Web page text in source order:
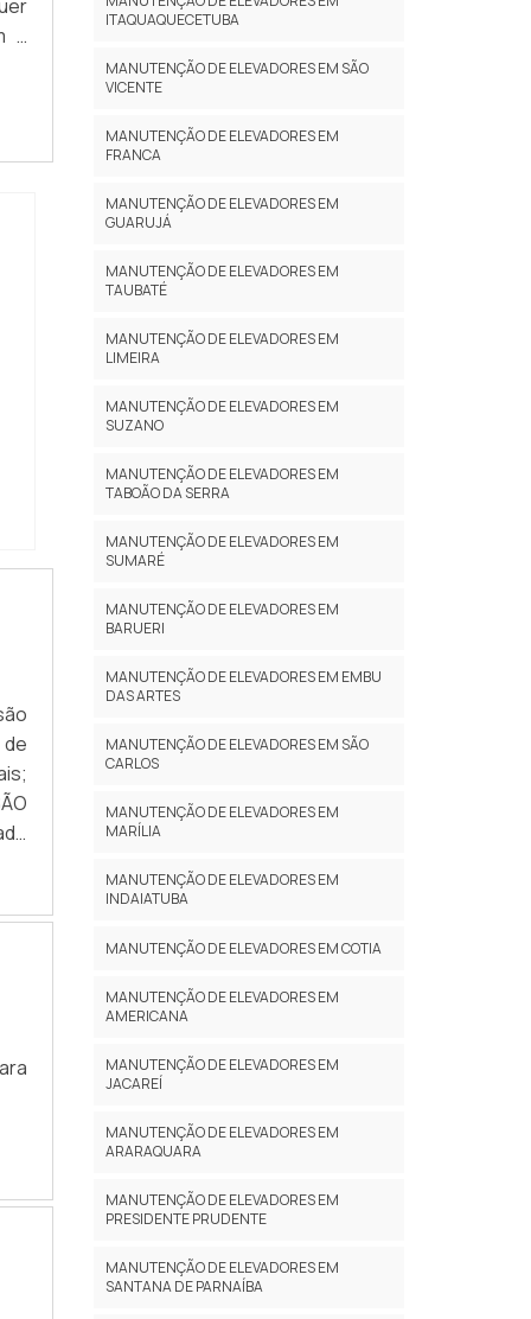
é
e
a
é
e
ITAQUAQUECETUBA
MANUTENÇÃO DE ELEVADORES EM SÃO
VICENTE
MANUTENÇÃO DE ELEVADORES EM
FRANCA
MANUTENÇÃO DE ELEVADORES EM
GUARUJÁ
MANUTENÇÃO DE ELEVADORES EM
TAUBATÉ
MANUTENÇÃO DE ELEVADORES EM
LIMEIRA
MANUTENÇÃO DE ELEVADORES EM
SUZANO
MANUTENÇÃO DE ELEVADORES EM
TABOÃO DA SERRA
MANUTENÇÃO DE ELEVADORES EM
SUMARÉ
MANUTENÇÃO DE ELEVADORES EM
BARUERI
MANUTENÇÃO DE ELEVADORES EM EMBU
DAS ARTES
MANUTENÇÃO DE ELEVADORES EM SÃO
CARLOS
MANUTENÇÃO DE ELEVADORES EM
MARÍLIA
MANUTENÇÃO DE ELEVADORES EM
INDAIATUBA
MANUTENÇÃO DE ELEVADORES EM COTIA
MANUTENÇÃO DE ELEVADORES EM
AMERICANA
MANUTENÇÃO DE ELEVADORES EM
JACAREÍ
MANUTENÇÃO DE ELEVADORES EM
ARARAQUARA
MANUTENÇÃO DE ELEVADORES EM
PRESIDENTE PRUDENTE
MANUTENÇÃO DE ELEVADORES EM
SANTANA DE PARNAÍBA